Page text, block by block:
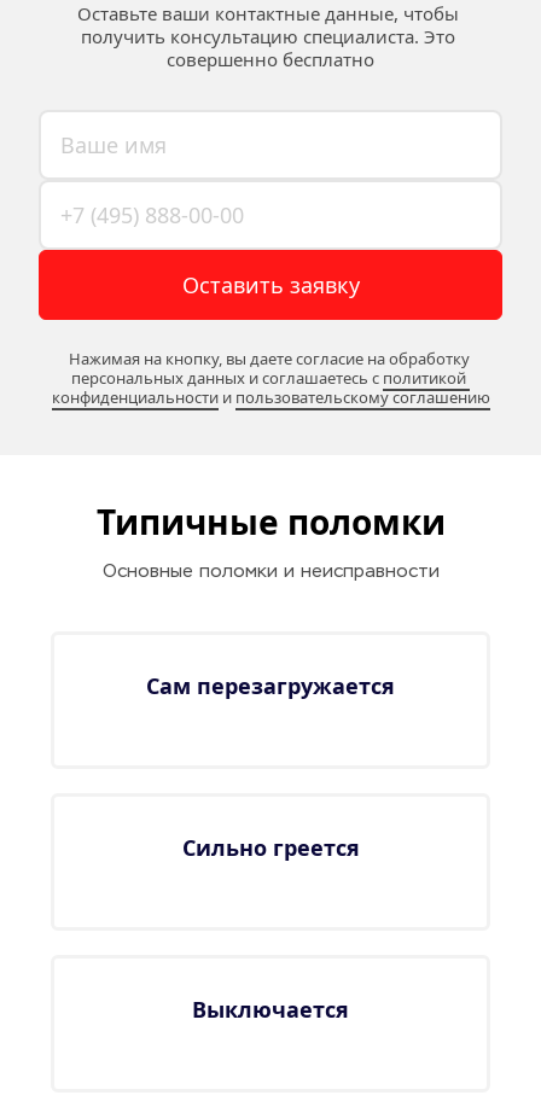
Оставьте ваши контактные данные, чтобы
получить консультацию специалиста. Это
совершенно бесплатно
Оставить заявку
Нажимая на кнопку, вы даете согласие на обработку
персональных данных и соглашаетесь c политикой
конфиденциальности и пользовательскому соглашению
Типичные поломки
Основные поломки и неисправности
Сам перезагружается
Сильно греется
Выключается